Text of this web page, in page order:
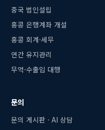
중국 법인설립
홍콩 은행계좌 개설
홍콩 회계·세무
연간 유지관리
무역·수출입 대행
문의
문의 게시판 · AI 상담